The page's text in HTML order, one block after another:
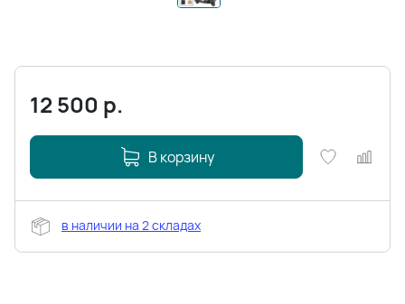
12 500 р.
В корзину
в наличии на 2 складах